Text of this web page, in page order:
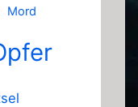
Mord